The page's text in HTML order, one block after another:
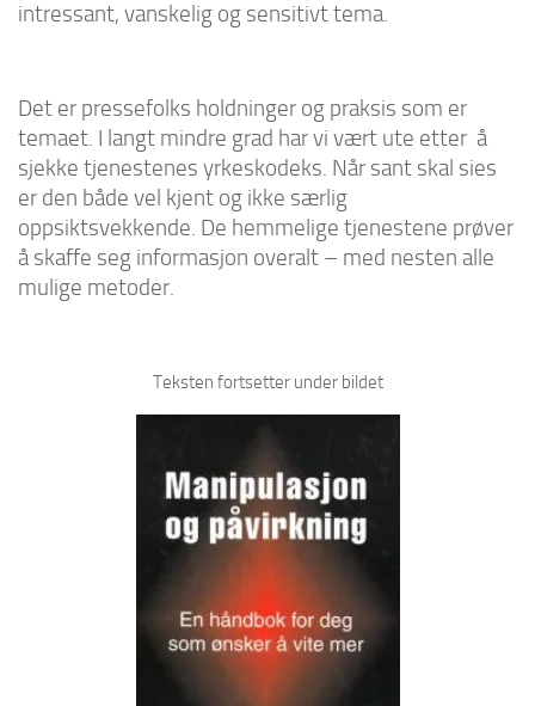
intressant, vanskelig og sensitivt tema.
Det er pressefolks holdninger og praksis som er
temaet. I langt mindre grad har vi vært ute etter å
sjekke tjenestenes yrkeskodeks. Når sant skal sies
er den både vel kjent og ikke særlig
oppsiktsvekkende. De hemmelige tjenestene prøver
å skaffe seg informasjon overalt – med nesten alle
mulige metoder.
Teksten fortsetter under bildet